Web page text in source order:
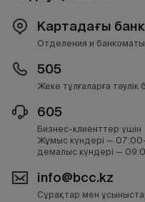
Картадағы банк
Отделения и банкоматы
505
Жеке тұлғаларға тәулік
605
Бизнес-клиенттер үшін
Жұмыс күндері —
демалыс күндері —
info@bcc.kz
Сұрақтар мен